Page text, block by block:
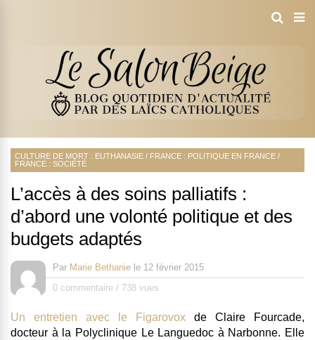
CULTURE DE MORT : EUTHANASIE / FRANCE : POLITIQUE EN FRANCE /
FRANCE : SOCIÉTÉ
L’accès à des soins palliatifs :
d’abord une volonté politique et des
budgets adaptés
Par Marie Bethanie le 12 février 2015
0 commentaire / 738 vues
Un entretien avec le Figarovox de Claire Fourcade,
docteur à la Polyclinique Le Languedoc à Narbonne. Elle